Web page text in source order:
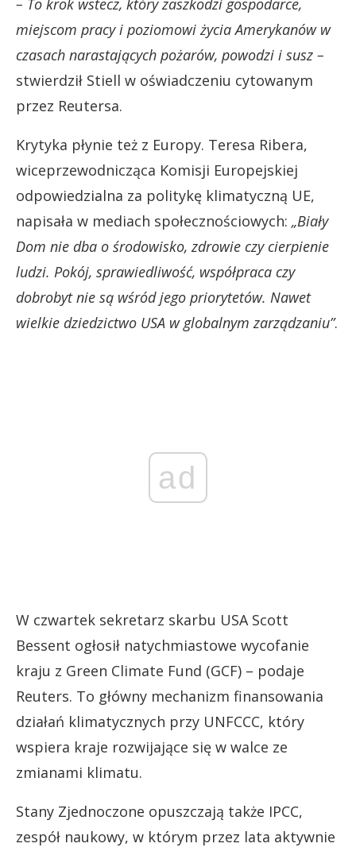
miejscom pracy i poziomowi życia Amerykanów w
czasach narastających pożarów, powodzi i susz –
stwierdził Stiell w oświadczeniu cytowanym
przez Reutersa.
Krytyka płynie też z Europy. Teresa Ribera,
wiceprzewodnicząca Komisji Europejskiej
odpowiedzialna za politykę klimatyczną UE,
napisała w mediach społecznościowych: „Biały
Dom nie dba o środowisko, zdrowie czy cierpienie
ludzi. Pokój, sprawiedliwość, współpraca czy
dobrobyt nie są wśród jego priorytetów. Nawet
wielkie dziedzictwo USA w globalnym zarządzaniu”.
ad
W czwartek sekretarz skarbu USA Scott
Bessent ogłosił natychmiastowe wycofanie
kraju z Green Climate Fund (GCF) – podaje
Reuters. To główny mechanizm finansowania
działań klimatycznych przy UNFCCC, który
wspiera kraje rozwijające się w walce ze
zmianami klimatu.
Stany Zjednoczone opuszczają także IPCC,
zespół naukowy, w którym przez lata aktywnie